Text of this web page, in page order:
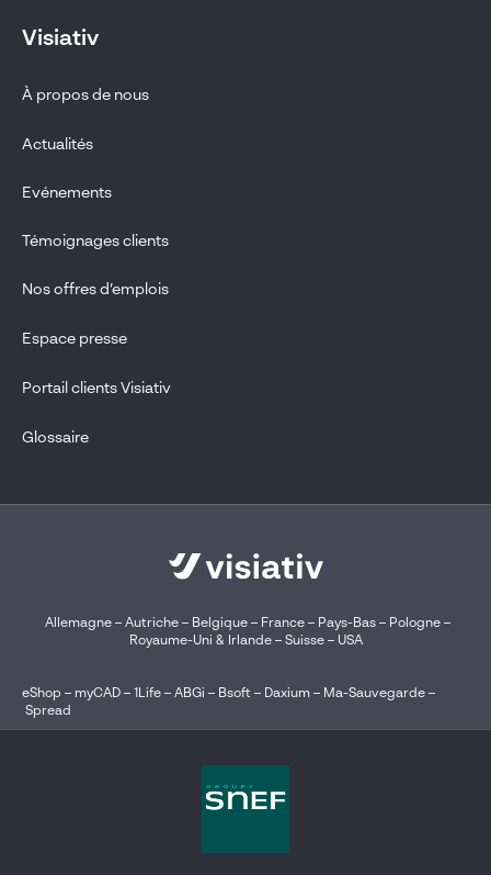
Visiativ
À propos de nous
Actualités
Evénements
Témoignages clients
Nos offres d’emplois
Espace presse
Portail clients Visiativ
Glossaire
Allemagne– Autriche– Belgique – France– Pays-Bas– Pologne–
Royaume-Uni & Irlande– Suisse– USA
eShop – myCAD – 1Life – ABGi – Bsoft – Daxium – Ma-Sauvegarde –
Spread